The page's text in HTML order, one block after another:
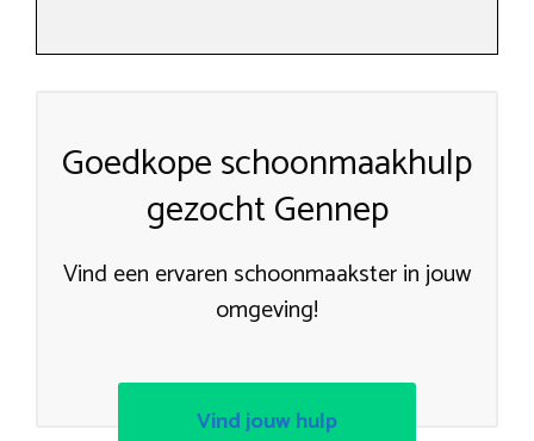
Goedkope schoonmaakhulp
gezocht Gennep
Vind een ervaren schoonmaakster in jouw
omgeving!
Vind jouw hulp